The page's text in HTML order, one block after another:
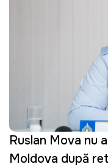
Ruslan Mova nu
Moldova după